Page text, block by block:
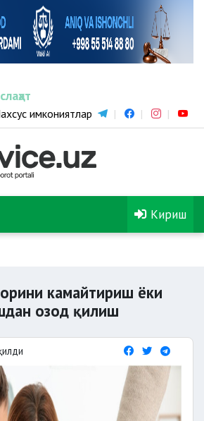
имкониятлар
Кириш
камайтириш ёки
озод қилиш